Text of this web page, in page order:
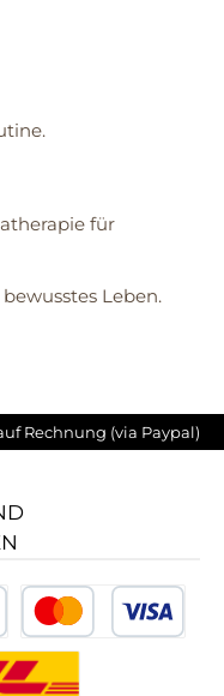
für
Leben.
Rechnung (via Paypal)